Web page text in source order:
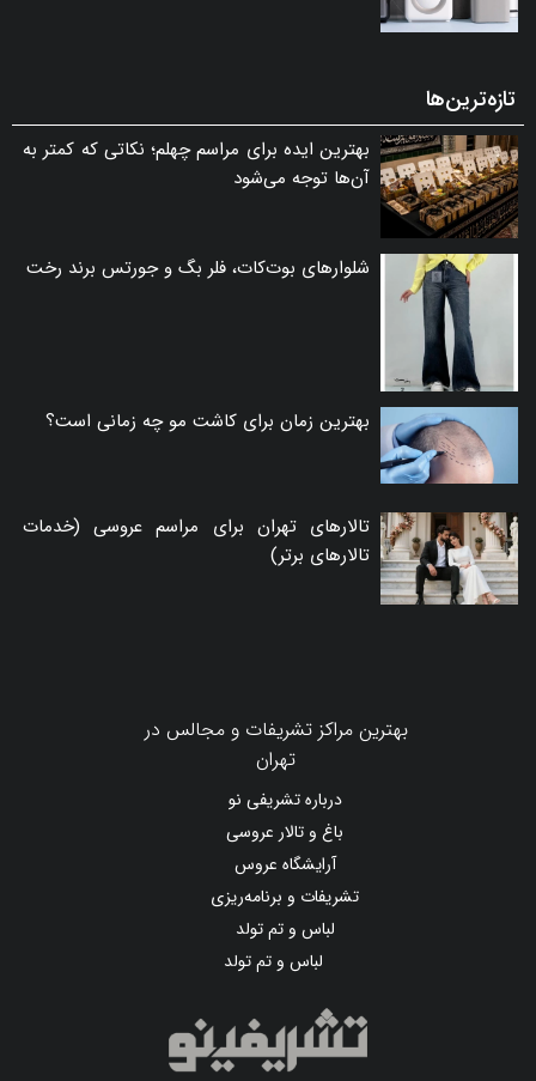
تازه‌ترین‌ها
بهترین ایده برای مراسم چهلم؛ نکاتی که کمتر به
آن‌ها توجه می‌شود
شلوارهای بوت‌کات، فلر بگ و جورتس برند رخت
بهترین زمان برای کاشت مو چه زمانی است؟
تالارهای تهران برای مراسم عروسی (خدمات
تالارهای برتر)
بهترین مراکز تشریفات و مجالس در
تهران
درباره تشریفی نو
باغ و تالار عروسی
آرایشگاه عروس
تشریفات و برنامه‌ریزی
لباس و تم تولد
لباس و تم تولد